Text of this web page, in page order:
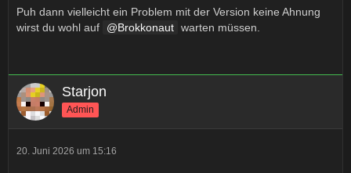
Puh dann vielleicht ein Problem mit der Version keine Ahnung
wirst du wohl auf
Brokkonaut warten müssen.
Starjon
Admin
20. Juni 2026 um 15:16